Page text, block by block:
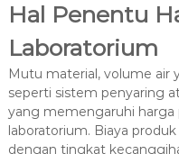
Hal Penentu
Laboratorium
Mutu material, volume air
seperti sistem penyaring
yang memengaruhi harga
laboratorium. Biaya
dengan tingkat